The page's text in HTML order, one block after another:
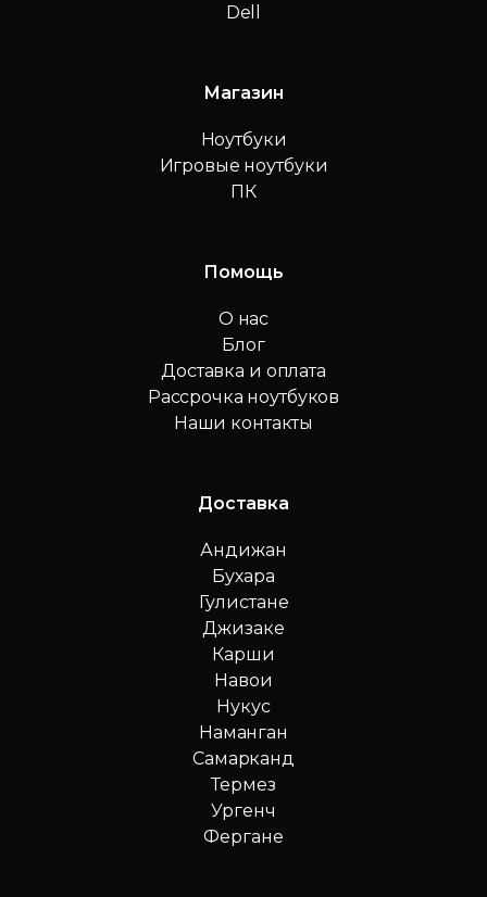
Dell
Магазин
Ноутбуки
Игровые ноутбуки
ПК
Помощь
О нас
Блог
Доставка и оплата
Рассрочка ноутбуков
Наши контакты
Доставка
Андижан
Бухара
Гулистане
Джизаке
Карши
Навои
Нукус
Наманган
Самарканд
Термез
Ургенч
Фергане